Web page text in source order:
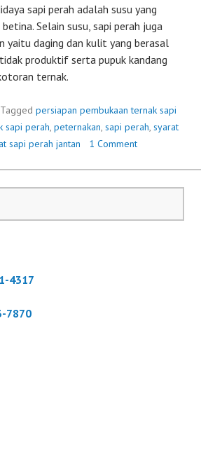
sapi perah adalah susu yang
Selain susu, sapi perah juga
yaitu daging dan kulit yang berasal
produktif serta pupuk kandang
ternak.
Tagged persiapan pembukaan ternak sapi
sapi perah, peternakan, sapi perah, syarat
sapi perah jantan 1 Comment
4317
7870